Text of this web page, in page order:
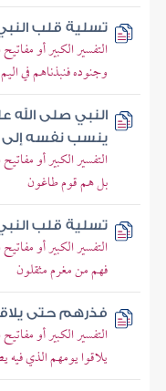
تسلية قلب
التفسير الكبير أو
وجنوده فنبذناهم في
النبي صلى الله
ينسب نفسه إلى
التفسير الكبير أو
بل هم قوم طاغون
تسلية قلب
التفسير الكبير أو
فهم من مغرم مثقلون
فذرهم حتى
التفسير الكبير أو
يلاقوا يومهم الذي